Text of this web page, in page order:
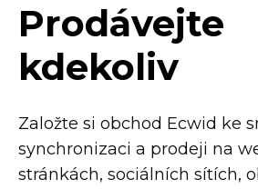
Prodávejte
kdekoliv
Založte si obchod Ecwid ke
synchronizaci a prodeji na
stránkách, sociálních sítích,